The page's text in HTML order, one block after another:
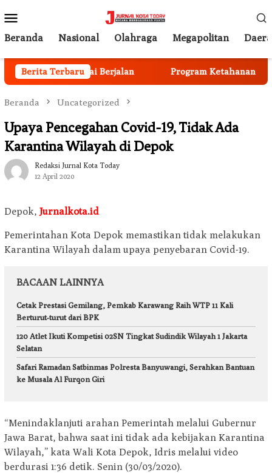
ke
kontenMobile
Beranda Nasional Olahraga Megapolitan
Berita Terbaru
Anggota Mulai Berjalan Program Ketahanan
Beranda Uncategorized
Upaya Pencegahan Covid-19, Tidak Ada
Karantina Wilayah di Depok
Redaksi Jurnal Kota Today
12 April 2020
Depok, Jurnalkota.id
Pemerintahan Kota Depok memastikan tidak melakukan
Karantina Wilayah dalam upaya penyebaran Covid-19.
BACAAN LAINNYA
Cetak Prestasi Gemilang, Pemkab Karawang Raih WTP 11 Kali
Berturut-turut dari BPK
120 Atlet Ikuti Kompetisi 02SN Tingkat Sudindik Wilayah 1 Jakarta
Selatan
Safari Ramadan Satbinmas Polresta Banyuwangi, Serahkan Bantuan
ke Musala Al Furqon Giri
“Menindaklanjuti arahan Pemerintah melalui Gubernur
Jawa Barat, bahwa saat ini tidak ada kebijakan Karantina
Wilayah,” kata Wali Kota Depok, Idris melalui video
berdurasi 1:36 detik. Senin (30/03/2020).